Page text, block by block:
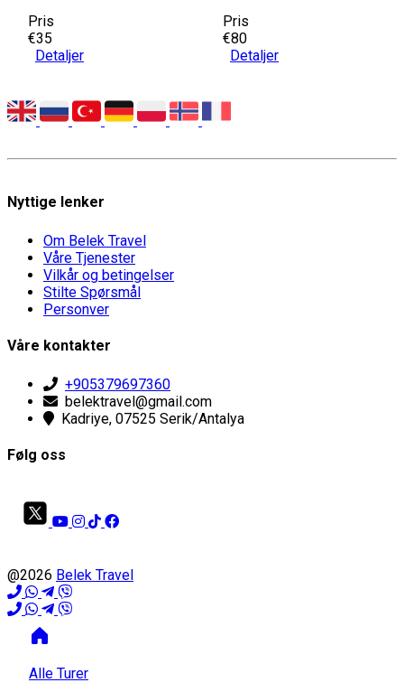
Pris
€35
Detaljer
Pris
€80
Detaljer
Nyttige lenker
Om Belek Travel
Våre Tjenester
Vilkår og betingelser
Stilte Spørsmål
Personver
Våre kontakter
+905379697360
belektravel@gmail.com
Kadriye, 07525 Serik/Antalya
Følg oss
@2026 Belek Travel
Alle Turer